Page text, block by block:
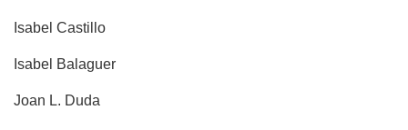
Isabel Castillo
Isabel Balaguer
Joan L. Duda